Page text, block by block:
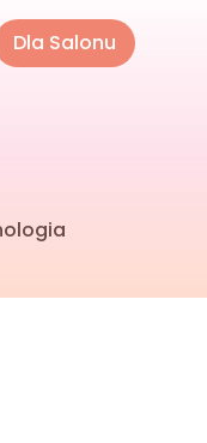
Dla Salonu